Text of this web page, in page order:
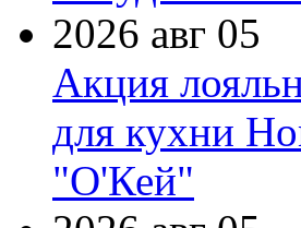
2026 авг 05
Акция
для кухни
"О'Кей"